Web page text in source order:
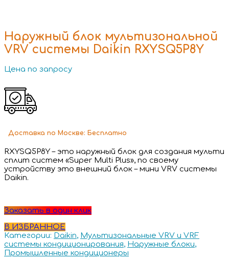
Наружный блок мультизональной
VRV системы Daikin RXYSQ5P8Y
Цена по запросу
Доставка по Москве: Бесплатно
RXYSQ5P8Y – это наружный блок для создания мульти
сплит систем «Super Multi Plus», по своему
устройству это внешний блок – мини VRV системы
Daikin.
Заказать в один клик
В ИЗБРАННОЕ
Категории: Daikin, Мультизональные VRV и VRF
системы кондиционирования, Наружные блоки,
Промышленные кондиционеры